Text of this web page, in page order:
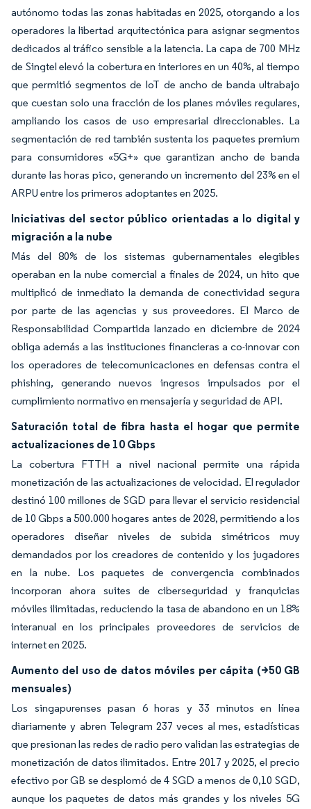
autónomo todas las zonas habitadas en 2025, otorgando a los
operadores la libertad arquitectónica para asignar segmentos
dedicados al tráfico sensible a la latencia. La capa de 700 MHz
de Singtel elevó la cobertura en interiores en un 40%, al tiempo
que permitió segmentos de IoT de ancho de banda ultrabajo
que cuestan solo una fracción de los planes móviles regulares,
ampliando los casos de uso empresarial direccionables. La
segmentación de red también sustenta los paquetes premium
para consumidores «5G+» que garantizan ancho de banda
durante las horas pico, generando un incremento del 23% en el
ARPU entre los primeros adoptantes en 2025.
Iniciativas del sector público orientadas a lo digital y
migración a la nube
Más del 80% de los sistemas gubernamentales elegibles
operaban en la nube comercial a finales de 2024, un hito que
multiplicó de inmediato la demanda de conectividad segura
por parte de las agencias y sus proveedores. El Marco de
Responsabilidad Compartida lanzado en diciembre de 2024
obliga además a las instituciones financieras a co-innovar con
los operadores de telecomunicaciones en defensas contra el
phishing, generando nuevos ingresos impulsados por el
cumplimiento normativo en mensajería y seguridad de API.
Saturación total de fibra hasta el hogar que permite
actualizaciones de 10 Gbps
La cobertura FTTH a nivel nacional permite una rápida
monetización de las actualizaciones de velocidad. El regulador
destinó 100 millones de SGD para llevar el servicio residencial
de 10 Gbps a 500.000 hogares antes de 2028, permitiendo a los
operadores diseñar niveles de subida simétricos muy
demandados por los creadores de contenido y los jugadores
en la nube. Los paquetes de convergencia combinados
incorporan ahora suites de ciberseguridad y franquicias
móviles ilimitadas, reduciendo la tasa de abandono en un 18%
interanual en los principales proveedores de servicios de
internet en 2025.
Aumento del uso de datos móviles per cápita (>50 GB
mensuales)
Los singapurenses pasan 6 horas y 33 minutos en línea
diariamente y abren Telegram 237 veces al mes, estadísticas
que presionan las redes de radio pero validan las estrategias de
monetización de datos ilimitados. Entre 2017 y 2025, el precio
efectivo por GB se desplomó de 4 SGD a menos de 0,10 SGD,
aunque los paquetes de datos más grandes y los niveles 5G